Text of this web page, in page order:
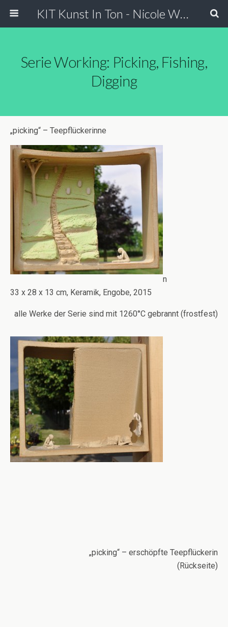
KIT Kunst In Ton - Nicole Wessels
Serie Working: Picking, Fishing,
Digging
„picking“ – Teepflückerinne
n
33 x 28 x 13 cm, Keramik, Engobe, 2015
alle Werke der Serie sind mit 1260°C gebrannt (frostfest)
„picking“ – erschöpfte Teepflückerin
(Rückseite)